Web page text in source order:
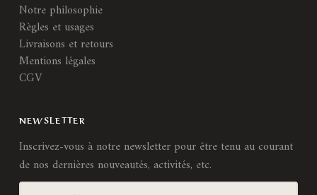
Notre philosophie
Règles et usages
Livraisons et retours
Mentions légales
CGV
NEWSLETTER
Inscrivez-vous à notre newsletter pour être tenu au courant
de nos dernières nouveautés, activités, etc.